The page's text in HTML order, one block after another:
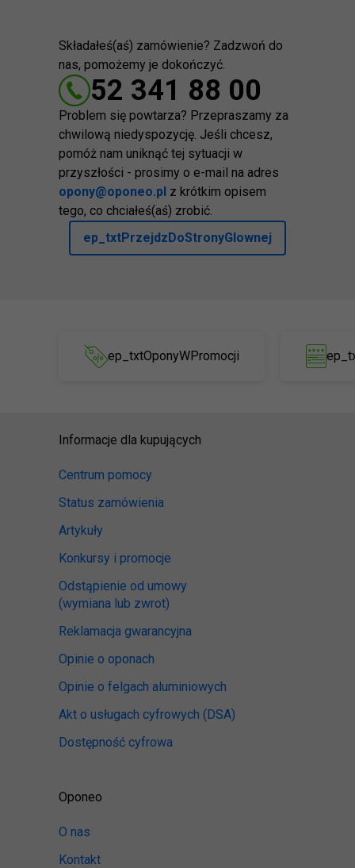
Składałeś(aś) zamówienie? Zadzwoń do
nas, pomożemy je dokończyć.
52 341 88 00
Problem się powtarza? Przepraszamy za
chwilową niedyspozycję. Jeśli chcesz,
pomóż nam uniknąć tej sytuacji w
przyszłości - prosimy o e-mail na adres
opony@oponeo.pl z krótkim opisem
tego, co chciałeś(aś) zrobić.
ep_txtPrzejdzDoStronyGlownej
ep_txtOponyWPromocji
Informacje dla kupujących
Centrum pomocy
Status zamówienia
Artykuły
Konkursy i promocje
Odstąpienie od umowy
(wymiana lub zwrot)
Reklamacja gwarancyjna
Opinie o oponach
Opinie o felgach aluminiowych
Akt o usługach cyfrowych (DSA)
Dostępność cyfrowa
Oponeo
O nas
Kontakt